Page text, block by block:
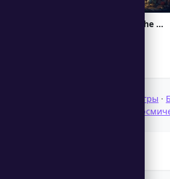
Chronicles of Albian: The Magic Convention
Просмотр Загрузить Игры ·
Больше в